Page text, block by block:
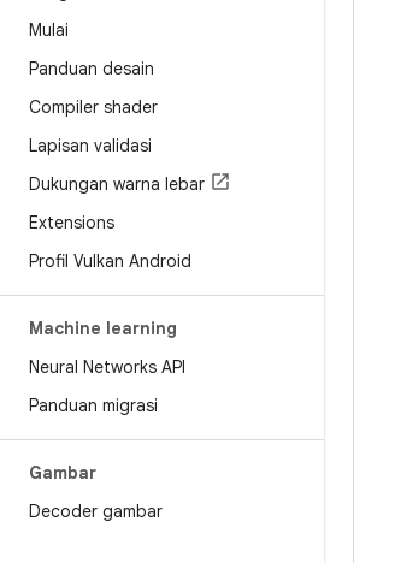
Mulai
Panduan desain
Compiler shader
Lapisan validasi
Dukungan warna lebar
Extensions
Profil Vulkan Android
Machine learning
Neural Networks API
Panduan migrasi
Gambar
Decoder gambar